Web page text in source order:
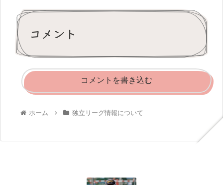
コメント
コメントを書き込む
ホーム 独立リーグ情報について